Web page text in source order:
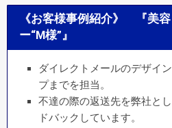
《お客様事例紹介》 『美
ー“M様”』
ダイレクトメールのデザイ
プまでを担当。
不達の際の返送先を弊社と
ドバックしています。